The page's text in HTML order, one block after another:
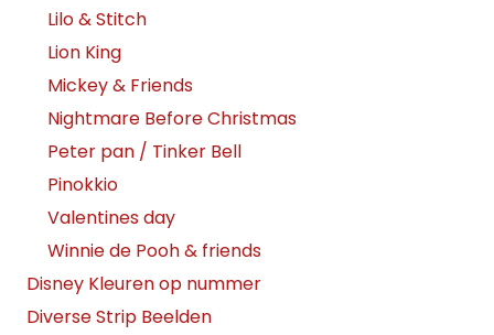
Lilo & Stitch
Lion King
Mickey & Friends
Nightmare Before Christmas
Peter pan / Tinker Bell
Pinokkio
Valentines day
Winnie de Pooh & friends
Disney Kleuren op nummer
Diverse Strip Beelden